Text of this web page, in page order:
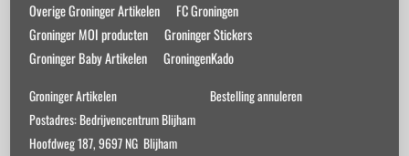
Overige Groninger Artikelen
FC Groningen
Groninger MOI producten
Groninger Stickers
Groninger Baby Artikelen
GroningenKado
Groninger Artikelen
Postadres: Bedrijvencentrum Blijham
Hoofdweg 187, 9697 NG Blijham
Bestelling annuleren